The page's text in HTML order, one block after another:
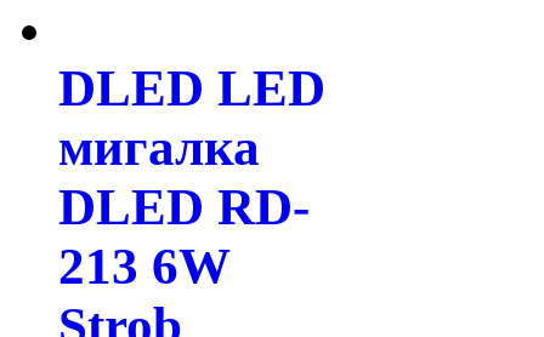
DLED LED
мигалка
DLED RD-
213 6W
Strob